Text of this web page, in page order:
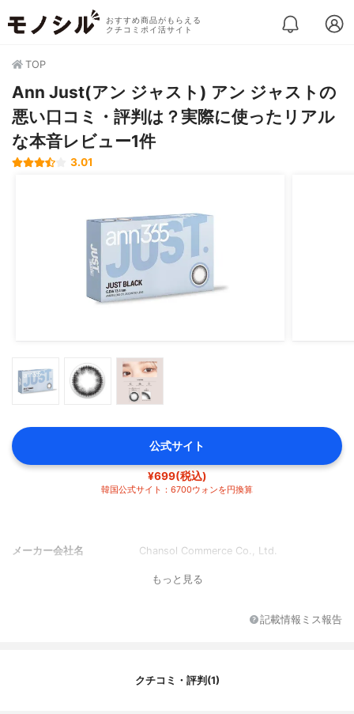
おすすめ商品がもらえる
クチコミポイ活サイト
TOP
Ann Just(アン ジャスト) アン ジャストの
悪い口コミ・評判は？実際に使ったリアル
な本音レビュー1件
3.01
公式サイト
¥699(税込)
韓国公式サイト：6700ウォンを円換算
メーカー会社名 Chansol Commerce Co., Ltd.
もっと見る
記載情報ミス報告
クチコミ・評判(1)